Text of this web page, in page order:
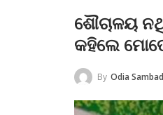
ଶୌଚାଳୟ
କହିଲେ
By Odia